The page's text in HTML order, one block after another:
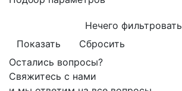
Нечего фильтровать
Показать
Сбросить
Остались вопросы?
Свяжитесь с нами